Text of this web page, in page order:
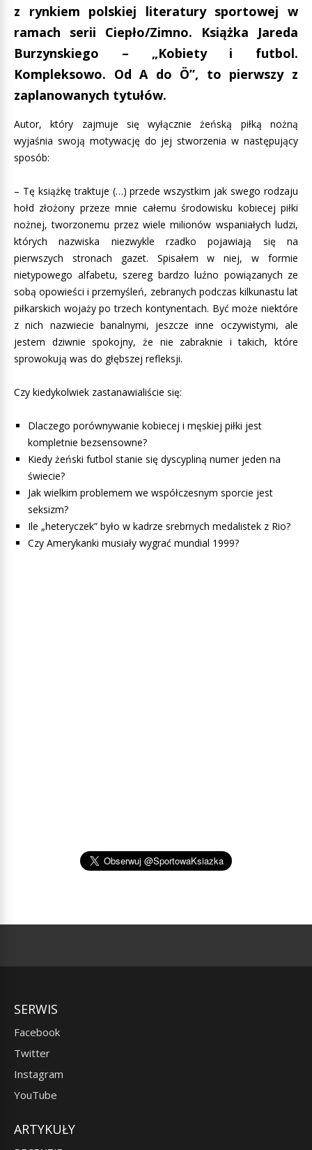
z rynkiem polskiej literatury sportowej w
ramach serii Ciepło/Zimno. Książka Jareda
Burzynskiego – „Kobiety i futbol.
Kompleksowo. Od A do Ö”, to pierwszy z
zaplanowanych tytułów.
Autor, który zajmuje się wyłącznie żeńską piłką nożną
wyjaśnia swoją motywację do jej stworzenia w następujący
sposób:
– Tę książkę traktuje (…) przede wszystkim jak swego rodzaju
hołd złożony przeze mnie całemu środowisku kobiecej piłki
nożnej, tworzonemu przez wiele milionów wspaniałych ludzi,
których nazwiska niezwykle rzadko pojawiają się na
pierwszych stronach gazet. Spisałem w niej, w formie
nietypowego alfabetu, szereg bardzo luźno powiązanych ze
sobą opowieści i przemyśleń, zebranych podczas kilkunastu lat
piłkarskich wojaży po trzech kontynentach. Być może niektóre
z nich nazwiecie banalnymi, jeszcze inne oczywistymi, ale
jestem dziwnie spokojny, że nie zabraknie i takich, które
sprowokują was do głębszej refleksji.
Czy kiedykolwiek zastanawialiście się:
Dlaczego porównywanie kobiecej i męskiej piłki jest
kompletnie bezsensowne?
Kiedy żeński futbol stanie się dyscypliną numer jeden na
świecie?
Jak wielkim problemem we współczesnym sporcie jest
seksizm?
Ile „heteryczek” było w kadrze srebrnych medalistek z Rio?
Czy Amerykanki musiały wygrać mundial 1999?
SERWIS
Facebook
Twitter
Instagram
YouTube
ARTYKUŁY